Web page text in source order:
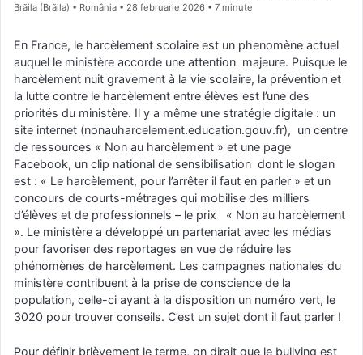
Brăila (Brăila) • România
28 februarie 2026 • 7 minute
En France, le harcèlement scolaire est un phenomène actuel
auquel le ministère accorde une attention majeure. Puisque le
harcèlement nuit gravement à la vie scolaire, la prévention et
la lutte contre le harcèlement entre élèves est l’une des
priorités du ministère. Il y a même une stratégie digitale : un
site internet (nonauharcelement.education.gouv.fr), un centre
de ressources « Non au harcèlement » et une page
Facebook, un clip national de sensibilisation dont le slogan
est : « Le harcèlement, pour l’arrêter il faut en parler » et un
concours de courts-métrages qui mobilise des milliers
d’élèves et de professionnels – le prix « Non au harcèlement
». Le ministère a développé un partenariat avec les médias
pour favoriser des reportages en vue de réduire les
phénomènes de harcèlement. Les campagnes nationales du
ministère contribuent à la prise de conscience de la
population, celle-ci ayant à la disposition un numéro vert, le
3020 pour trouver conseils. C’est un sujet dont il faut parler !
Pour définir brièvement le terme, on dirait que le bullying est